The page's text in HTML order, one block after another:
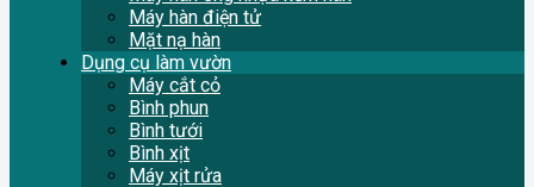
Máy hàn điện tử
Mặt nạ hàn
Dụng cụ làm vườn
Máy cắt cỏ
Bình phun
Bình tưới
Bình xịt
Máy xịt rửa